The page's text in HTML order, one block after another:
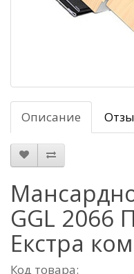
Описание
GGL 2066
Екстра
Код товара: